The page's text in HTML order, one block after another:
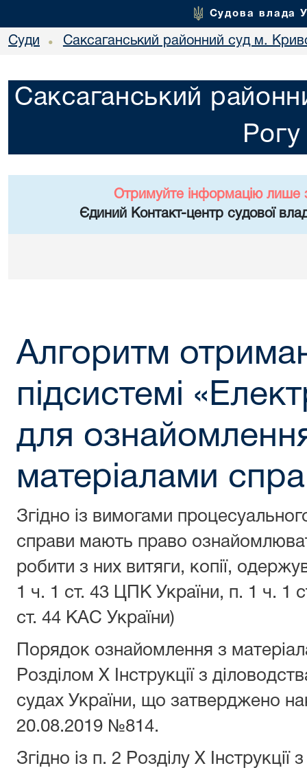
Судова влада
Суди • Саксаганський районний суд м.
Саксаганський
Рогу
Отримуйте інформацію лише
Єдиний Контакт-центр судової
Алгоритм
підсистемі
для
матеріалами
Згідно із вимогами
справи мають право
робити з них витяги, копії,
1 ч. 1 ст. 43 ЦПК України, п. 1 ч. 1
ст. 44 КАС України)
Порядок ознайомлення з
Розділом Х Інструкції з
судах України, що затверджено
20.08.2019 №814.
Згідно із п. 2 Розділу Х Інструкції